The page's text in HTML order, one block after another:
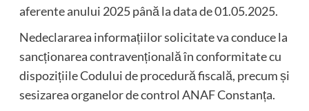
aferente anului 2025 până la data de 01.05.2025.
Nedeclararea informațiilor solicitate va conduce la
sancționarea contravențională în conformitate cu
dispozițiile Codului de procedură fiscală, precum și
sesizarea organelor de control ANAF Constanța.